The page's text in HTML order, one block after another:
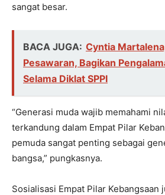
sangat besar.
BACA JUGA: Cyntia
Pesawaran, Bagikan
Selama Diklat SPPI
“Generasi muda wajib memahami
terkandung dalam Empat Pilar
pemuda sangat penting sebagai
bangsa,” pungkasnya.
Sosialisasi Empat Pilar Kebangsaan